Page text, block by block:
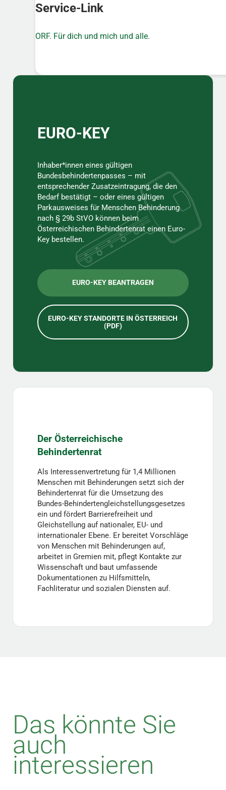
Service-Link
ORF. Für dich und mich und alle.
Sidebar
EURO-KEY
Inhaber*innen eines gültigen
Bundesbehindertenpasses – mit
entsprechender Zusatzeintragung, die den
Bedarf bestätigt – oder eines gültigen
Parkausweises für Menschen Behinderung
nach § 29b StVO können beim
Österreichischen Behindertenrat einen Euro-
Key bestellen.
EURO-KEY BEANTRAGEN
EURO-KEY STANDORTE IN ÖSTERREICH
(PDF)
Der Österreichische
Behindertenrat
Als Interessenvertretung für 1,4 Millionen
Menschen mit Behinderungen setzt sich der
Behindertenrat für die Umsetzung des
Bundes-Behindertengleichstellungsgesetzes
ein und fördert Barrierefreiheit und
Gleichstellung auf nationaler, EU- und
internationaler Ebene. Er bereitet Vorschläge
von Menschen mit Behinderungen auf,
arbeitet in Gremien mit, pflegt Kontakte zur
Wissenschaft und baut umfassende
Dokumentationen zu Hilfsmitteln,
Fachliteratur und sozialen Diensten auf.
Das könnte Sie
auch
interessieren